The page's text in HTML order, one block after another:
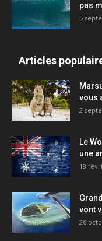
pas
5
Articles
vous
2
Le
une
18
vont
26